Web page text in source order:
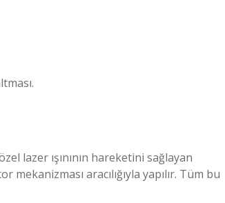
lazer ışınının hareketini sağlayan
aracılığıyla yapılır. Tüm bu